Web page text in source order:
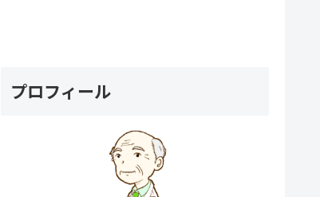
プロフィール